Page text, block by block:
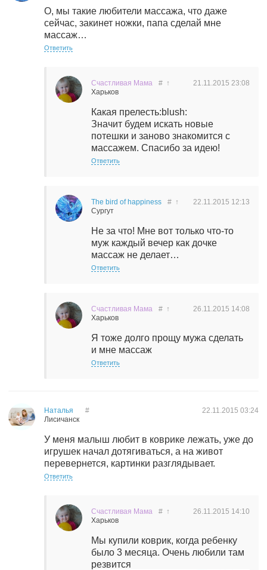
О, мы такие любители массажа, что даже
сейчас, закинет ножки, папа сделай мне
массаж…
Ответить
Счастливая Мама
Харьков
21.11.2015 23:08
# ↑
Какая прелесть:blush:
Значит будем искать новые
потешки и заново знакомится с
массажем. Спасибо за идею!
Ответить
The bird of happiness
Сургут
22.11.2015 12:13
# ↑
Не за что! Мне вот только что-то
муж каждый вечер как дочке
массаж не делает…
Ответить
Счастливая Мама
Харьков
26.11.2015 14:08
# ↑
Я тоже долго прощу мужа сделать
и мне массаж
Ответить
Наталья
Лисичанск
22.11.2015 03:24
#
У меня малыш любит в коврике лежать, уже до
игрушек начал дотягиваться, а на живот
перевернется, картинки разглядывает.
Ответить
Счастливая Мама
Харьков
26.11.2015 14:10
# ↑
Мы купили коврик, когда ребенку
было 3 месяца. Очень любили там
резвится